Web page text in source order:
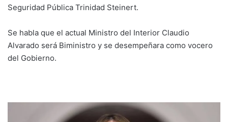
Seguridad Pública Trinidad Steinert.
Se habla que el actual Ministro del Interior Claudio
Alvarado será Biministro y se desempeñara como vocero
del Gobierno.